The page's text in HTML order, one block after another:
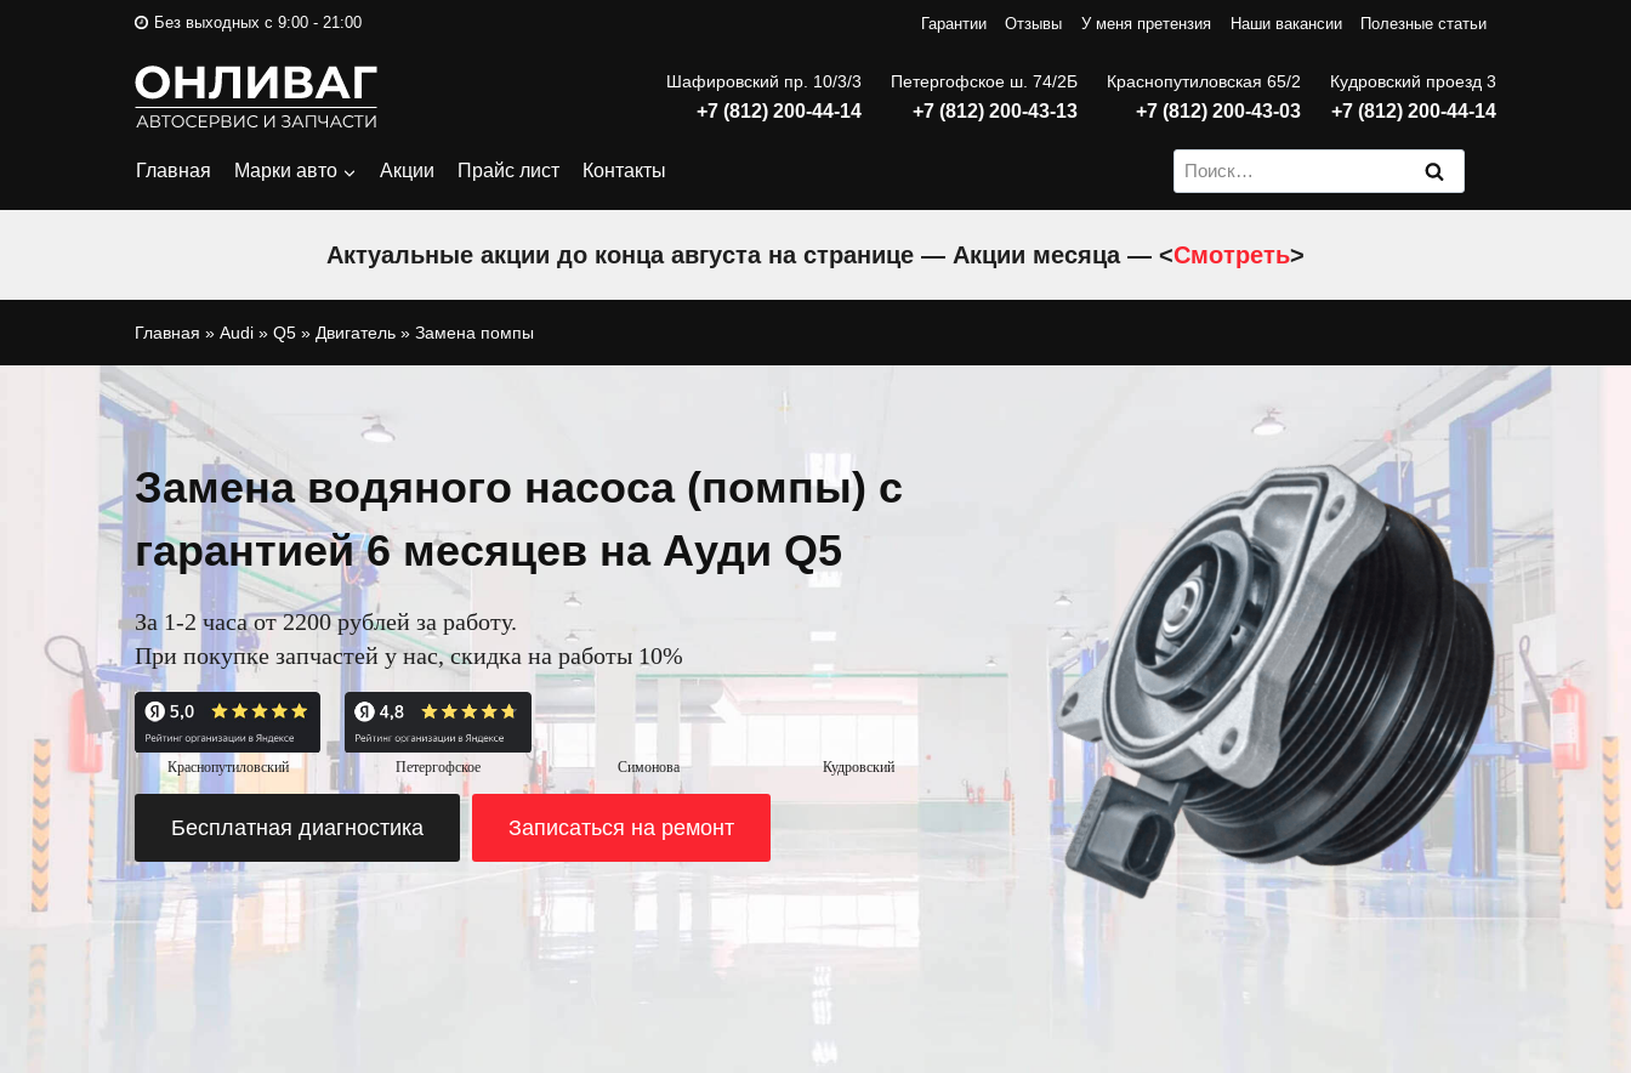
Без выходных с 9:00 - 21:00 Гарантии Отзывы У меня претензия Наши вакансии Полезные статьи
Шафировский пр. 10/3/3
+7 (812) 200-44-14
Петергофское ш. 74/2Б
+7 (812) 200-43-13
Краснопутиловская 65/2
+7 (812) 200-43-03
Кудровский проезд 3
+7 (812) 200-44-14
Главная Марки авто Акции Прайс лист Контакты Найти:
Актуальные акции до конца августа на странице — Акции месяца — <Смотреть>
Главная » Audi » Q5 » Двигатель » Замена помпы
Замена водяного насоса (помпы) с
гарантией 6 месяцев на Ауди Q5
За 1-2 часа от 2200 рублей за работу.
При покупке запчастей у нас, скидка на работы 10%
Краснопутиловский Петергофское Симонова Кудровский
Бесплатная диагностика Записаться на ремонт